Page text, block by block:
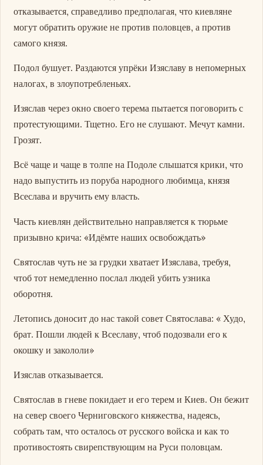
отказывается, справедливо предполагая, что киевляне
могут обратить оружие не против половцев, а против
самого князя.
Подол бушует. Раздаются упрёки Изяславу в непомерных
налогах, в злоупотребленьях.
Изяслав через окно своего терема пытается поговорить с
протестующими. Тщетно. Его не слушают. Мечут камни.
Грозят.
Всё чаще и чаще в толпе на Подоле слышатся крики, что
надо выпустить из поруба народного любимца, князя
Всеслава и вручить ему власть.
Часть киевлян действительно направляется к тюрьме
призывно крича: «Идёмте наших освобождать»
Святослав чуть не за грудки хватает Изяслава, требуя,
чтоб тот немедленно послал людей убить узника
оборотня.
Летопись доносит до нас такой совет Святослава: « Худо,
брат. Пошли людей к Всеславу, чтоб подозвали его к
окошку и закололи»
Изяслав отказывается.
Святослав в гневе покидает и его терем и Киев. Он бежит
на север своего Черниговского княжества, надеясь,
собрать там, что осталось от русского войска и как то
противостоять свирепствующим на Руси половцам.